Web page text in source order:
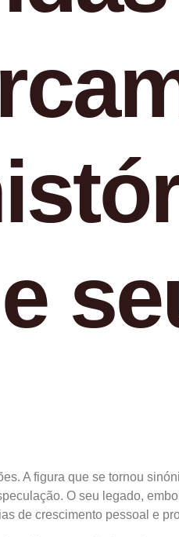
A figura que se tornou
O seu legado,
de crescimento pessoal e